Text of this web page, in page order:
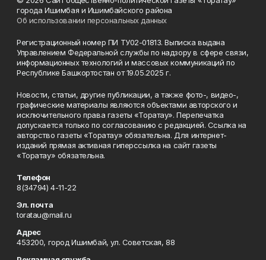
города Ишимбая и Ишимбайского района
Об использовании персональных данных
Регистрационный номер ПИ ТУ02-01813. Выписка выдана
Управлением Федеральной службы по надзору в сфере связи,
информационных технологий и массовых коммуникаций по
Республике Башкортостан от 19.05.2025 г.
Новости, статьи, другие публикации, а также фото-, видео-,
графические материалы являются объектами авторского и
исключительного права газеты «Торатау». Перепечатка
допускается только по согласованию с редакцией. Ссылка на
авторство газеты «Торатау» обязательна. Для интернет-
изданий прямая активная гиперссылка на сайт газеты
«Торатау» обязательна.
Телефон
8(34794) 4-11-22
Эл. почта
toratau@mail.ru
Адрес
453200, город Ишимбай, ул. Советская, 88